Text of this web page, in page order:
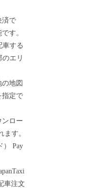
済で
す。
車する
エリ
地図
指定で
ンロー
ます。
） Pay
車注文